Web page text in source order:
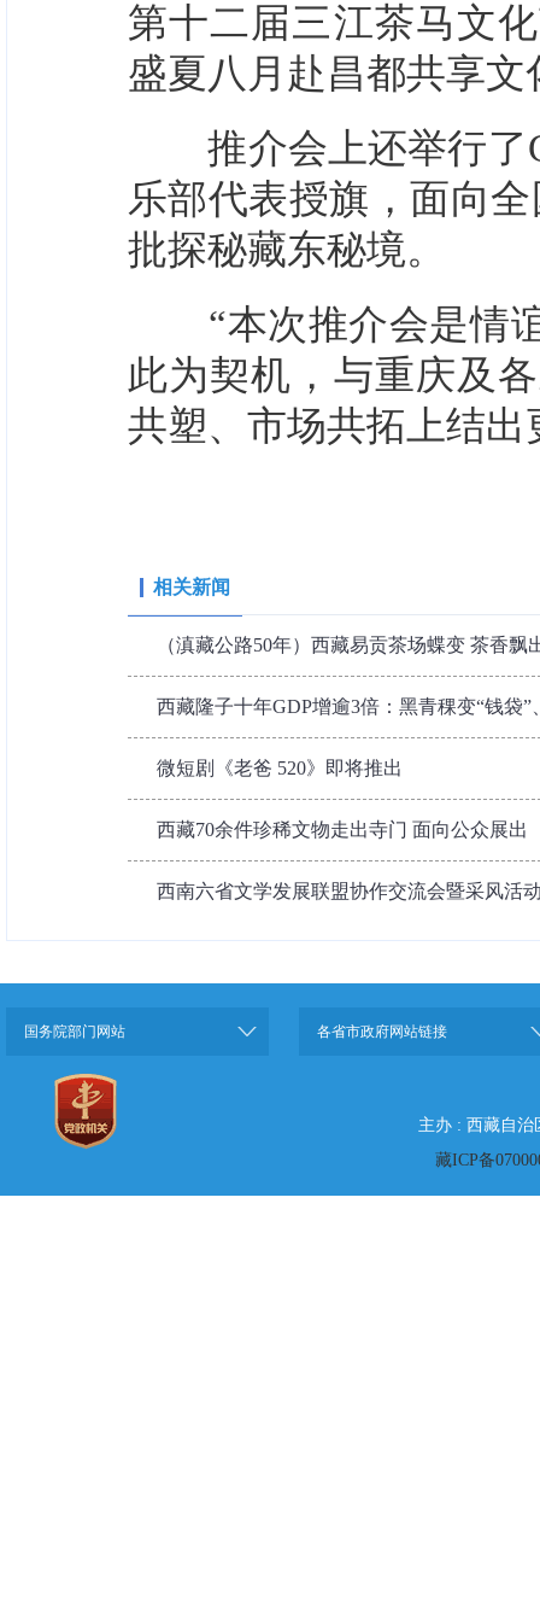
第十二届三江茶马文
盛夏八月赴昌都共享文
推介会上还举行了
乐部代表授旗，面向
批探秘藏东秘境。
“本次推介会是情谊
此为契机，与重庆及
共塑、市场共拓上结
相关新闻
（滇藏公路50年）西藏易贡茶场蝶变 茶香飘
西藏隆子十年GDP增逾3倍：黑青稞变“钱袋”
微短剧《老爸 520》即将推出
西藏70余件珍稀文物走出寺门 面向公众展出
西南六省文学发展联盟协作交流会暨采风活
国务院部门网站 各省市政府网站链接
主办 : 西藏自治
藏ICP备